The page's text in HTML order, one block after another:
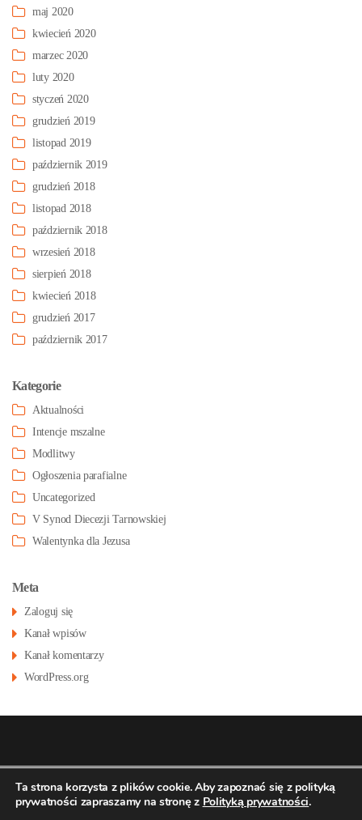
maj 2020
kwiecień 2020
marzec 2020
luty 2020
styczeń 2020
grudzień 2019
listopad 2019
październik 2019
grudzień 2018
listopad 2018
październik 2018
wrzesień 2018
sierpień 2018
kwiecień 2018
grudzień 2017
październik 2017
Kategorie
Aktualności
Intencje mszalne
Modlitwy
Ogłoszenia parafialne
Uncategorized
V Synod Diecezji Tarnowskiej
Walentynka dla Jezusa
Meta
Zaloguj się
Kanał wpisów
Kanał komentarzy
WordPress.org
© 2026Konatsu.pldlaParafia św Stanisława
BM w Pustkowie Osiedlu
Polityka
prywatności
Ta strona korzysta z plików cookie. Aby zapoznać się z polityką
prywatności zapraszamy na stronę z Polityką prywatności.